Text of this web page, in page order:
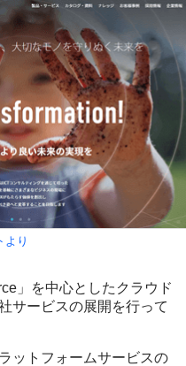
より
」を中心としたクラウド
サービスの展開を行って
ットフォームサービスの